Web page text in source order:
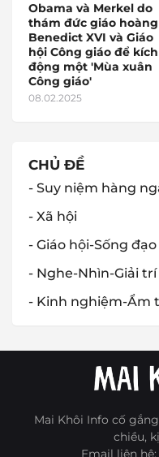
Obama và Merkel do
thám đức giáo hoàng
Benedict XVI và Giáo
hội Công giáo để kích
động một 'Mùa xuân
Công giáo'
08.02.2025
CHỦ ĐỀ
- Suy niệm hàng
- Xã hội
- Giáo hội-Sống đạo
- Nghe-Nhìn-Giải trí
- Kinh nghiệm-Ẩm
Mai Khôi Info cố
chiều,
Email liên hệ: